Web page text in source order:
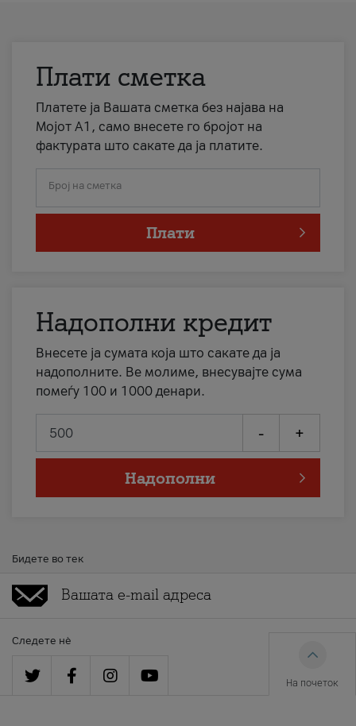
Плати сметка
Платете ја Вашата сметка без најава на
Мојот А1, само внесете го бројот на
фактурата што сакате да ја платите.
Број на сметка
Плати
Надополни кредит
Внесете ја сумата која што сакате да ја
надополните. Ве молиме, внесувајте сума
помеѓу 100 и 1000 денари.
- +
Надополни
Бидете во тек
Следете нè
На почеток